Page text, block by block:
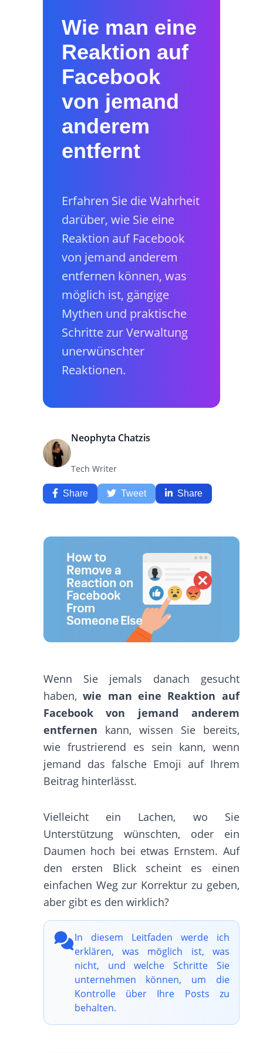
Wie man eine
Reaktion auf
Facebook
von jemand
anderem
entfernt
Erfahren Sie die Wahrheit
darüber, wie Sie eine
Reaktion auf Facebook
von jemand anderem
entfernen können, was
möglich ist, gängige
Mythen und praktische
Schritte zur Verwaltung
unerwünschter
Reaktionen.
Neophyta Chatzis
Tech Writer
Share Tweet Share
Wenn Sie jemals danach gesucht
haben,wie man eine Reaktion auf
Facebook von jemand anderem
entfernen kann, wissen Sie bereits,
wie frustrierend es sein kann, wenn
jemand das falsche Emoji auf Ihrem
Beitrag hinterlässt.
Vielleicht ein Lachen, wo Sie
Unterstützung wünschten, oder ein
Daumen hoch bei etwas Ernstem. Auf
den ersten Blick scheint es einen
einfachen Weg zur Korrektur zu geben,
aber gibt es den wirklich?
In diesem Leitfaden werde ich
erklären, was möglich ist, was
nicht, und welche Schritte Sie
unternehmen können, um die
Kontrolle über Ihre Posts zu
behalten.